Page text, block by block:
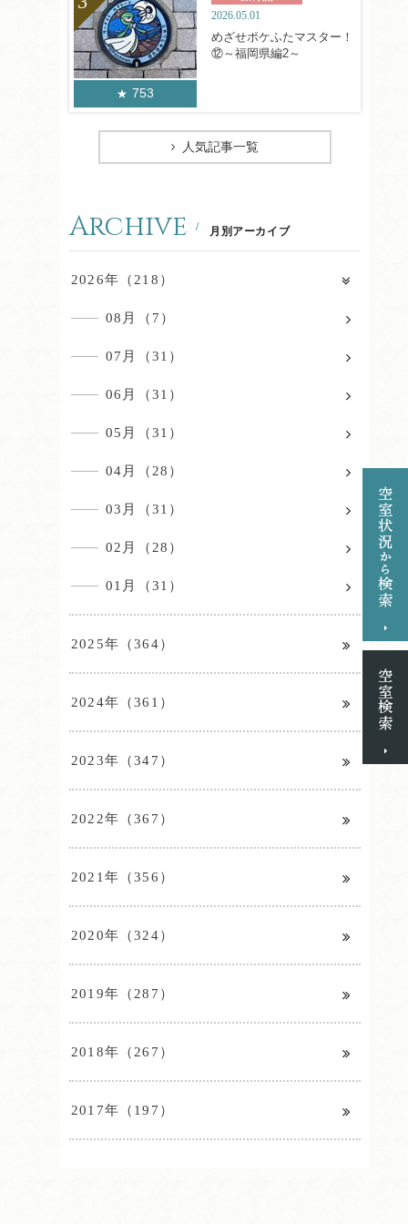
753
2026.05.01
めざせポケふたマスター！
⑫～福岡県編2～
人気記事一覧
Archive 月別アーカイブ
2026年（218）
08月（7）
07月（31）
06月（31）
05月（31）
04月（28）
03月（31）
02月（28）
01月（31）
2025年（364）
2024年（361）
2023年（347）
2022年（367）
2021年（356）
2020年（324）
2019年（287）
2018年（267）
2017年（197）